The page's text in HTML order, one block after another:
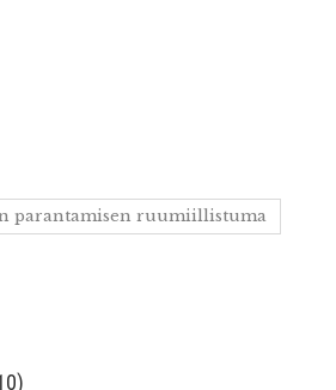
parantamisen ruumiillistuma